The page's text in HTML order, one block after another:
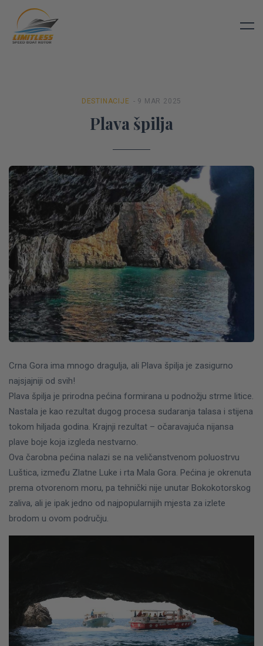
DESTINACIJE - 9 MAR 2025
Plava špilja
Crna Gora ima mnogo dragulja, ali Plava špilja je zasigurno
najsjajniji od svih!
Plava špilja je prirodna pećina formirana u podnožju strme litice.
Nastala je kao rezultat dugog procesa sudaranja talasa i stijena
tokom hiljada godina. Krajnji rezultat – očaravajuća nijansa
plave boje koja izgleda nestvarno.
Ova čarobna pećina nalazi se na veličanstvenom poluostrvu
Luštica, između Zlatne Luke i rta Mala Gora. Pećina je okrenuta
prema otvorenom moru, pa tehnički nije unutar Bokokotorskog
zaliva, ali je ipak jedno od najpopularnijih mjesta za izlete
brodom u ovom području.